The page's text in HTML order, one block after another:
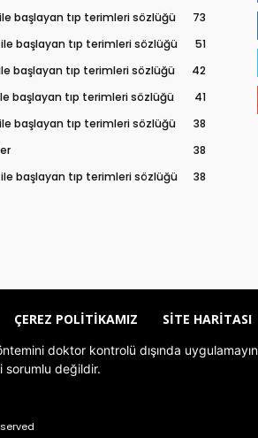
başlayan tıp terimleri sözlüğü
73
başlayan tıp terimleri sözlüğü
51
başlayan tıp terimleri sözlüğü
42
başlayan tıp terimleri sözlüğü
41
başlayan tıp terimleri sözlüğü
38
38
başlayan tıp terimleri sözlüğü
38
ÇEREZ POLITIKAMIZ SITE HARITASI
doktor kontrolü dışında
sorumlu değildir.